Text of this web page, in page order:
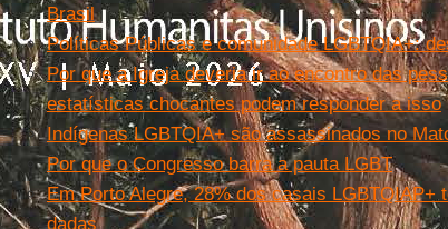
Brasil
Políticas Públicas e comunidade LGBTQIA+:
Por que a Igreja deveria ir ao encontro das
estatísticas chocantes podem responder a isso
Indígenas LGBTQIA+ são assassinados no
Por que o Congresso barra a pauta LGBT
Em Porto Alegre, 28% dos casais LGBTQIAP+
dadas